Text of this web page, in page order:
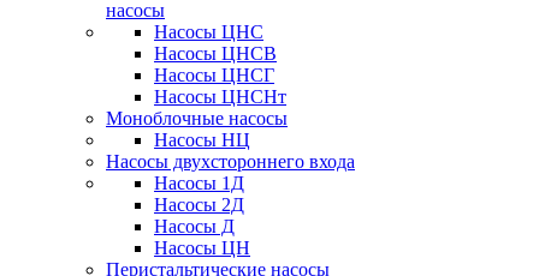
насосы
Насосы ЦНС
Насосы ЦНСВ
Насосы ЦНСГ
Насосы ЦНСНт
Моноблочные насосы
Насосы НЦ
Насосы двухстороннего входа
Насосы 1Д
Насосы 2Д
Насосы Д
Насосы ЦН
Перистальтические насосы